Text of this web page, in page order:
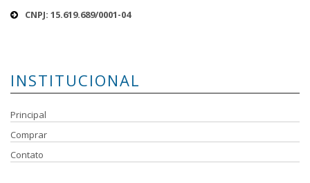
CNPJ: 15.619.689/0001-04
INSTITUCIONAL
Principal
Comprar
Contato